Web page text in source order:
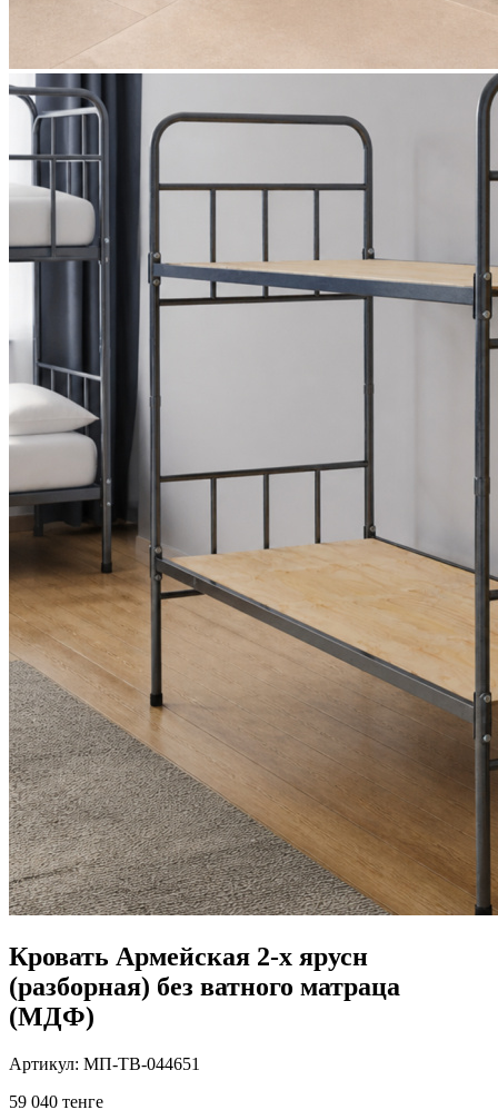
Кровать Армейская 2-х ярусн
(разборная) без ватного матраца
(МДФ)
Артикул: МП-ТВ-044651
59 040 тенге